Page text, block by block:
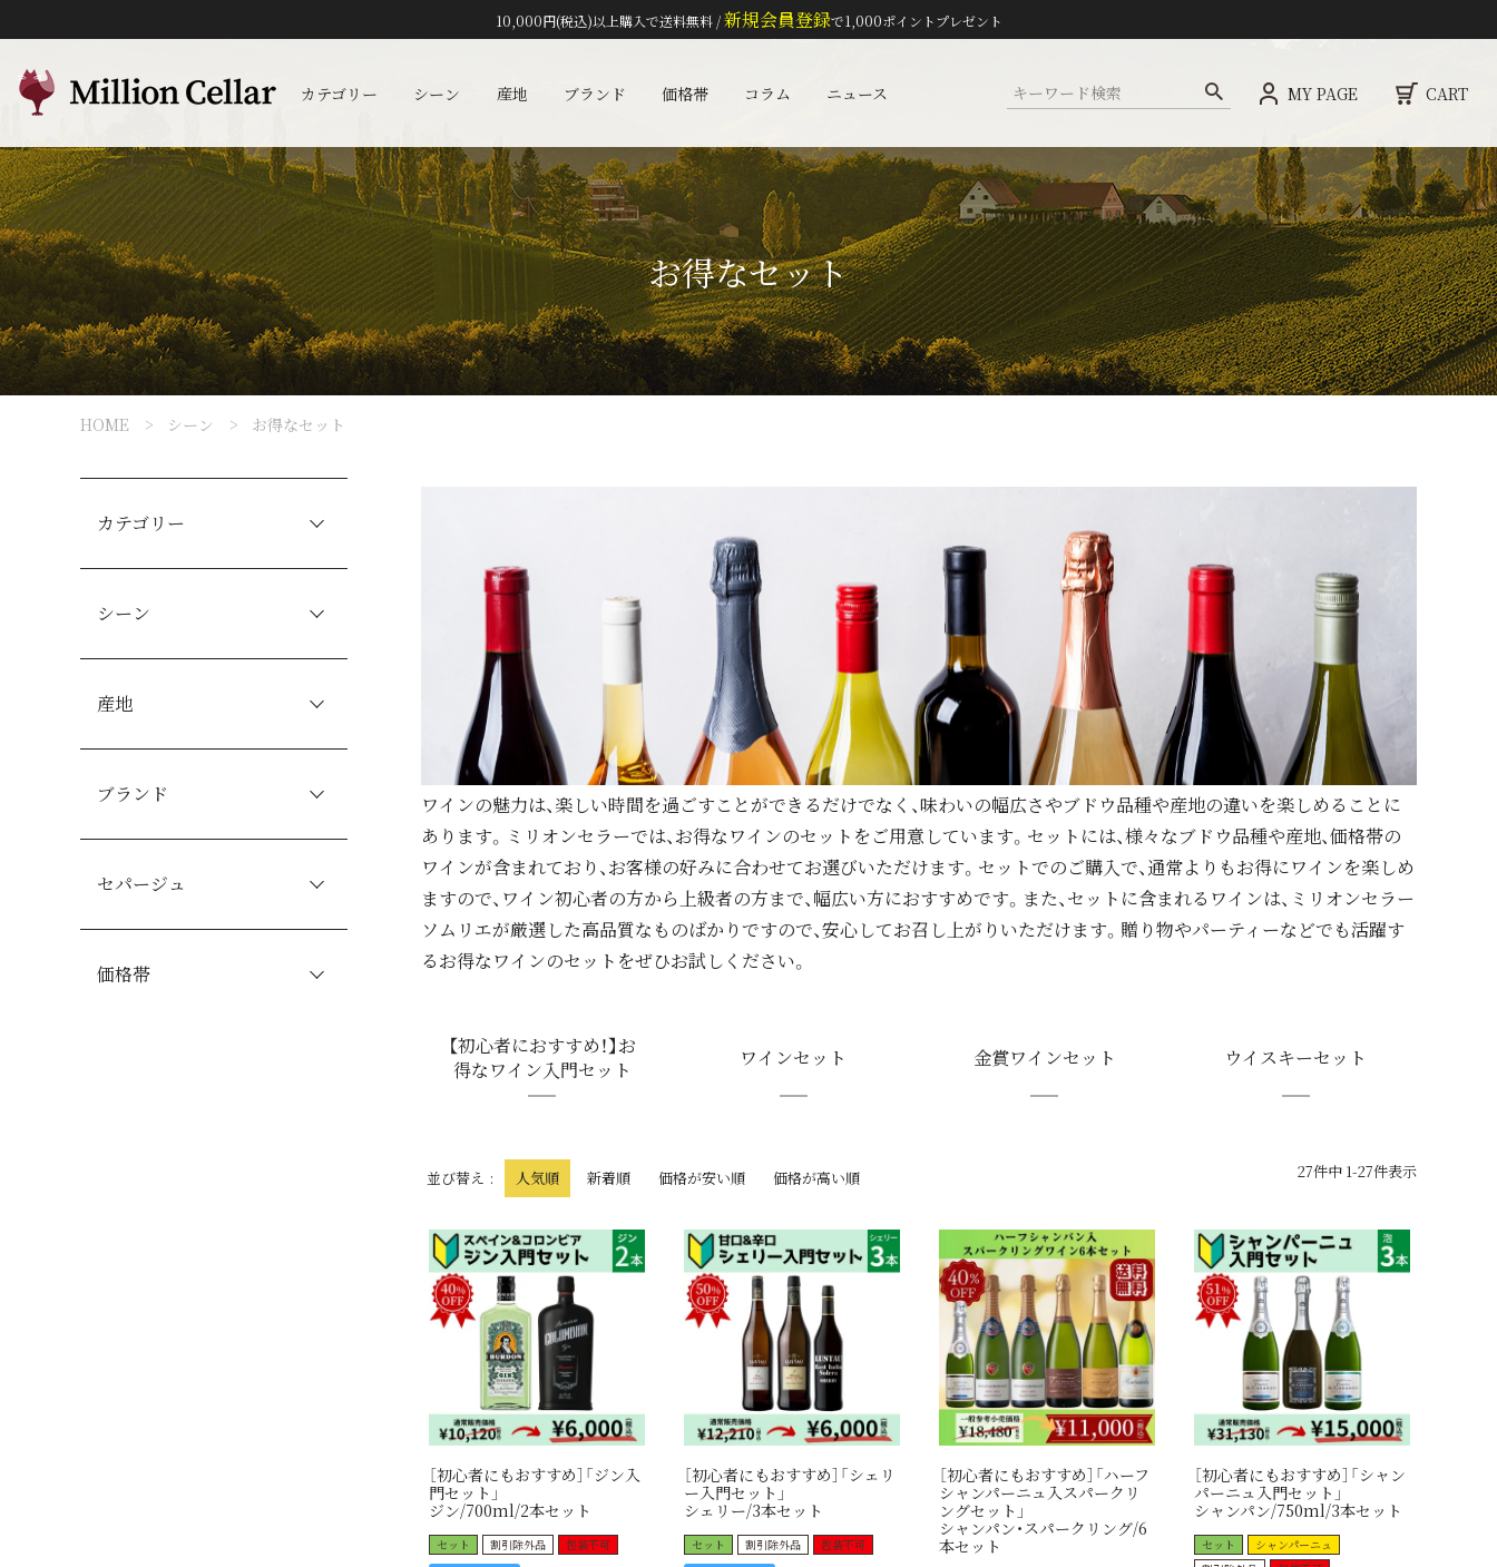
10,000円(税込)以上購入で送料無料 /新規会員登録で1,000ポイントプレゼント
カテゴリー シーン 産地 ブランド 価格帯 コラム ニュース
検索 MY PAGE CART
お得なセット
HOME シーン お得なセット
カテゴリー
シーン
産地
ブランド
セパージュ
価格帯
ワインの魅力は、楽しい時間を過ごすことができるだけでなく、味わいの幅広さやブドウ品種や産地の違いを楽しめることに
あります。ミリオンセラーでは、お得なワインのセットをご用意しています。セットには、様々なブドウ品種や産地、価格帯の
ワインが含まれており、お客様の好みに合わせてお選びいただけます。セットでのご購入で、通常よりもお得にワインを楽しめ
ますので、ワイン初心者の方から上級者の方まで、幅広い方におすすめです。また、セットに含まれるワインは、ミリオンセラー
ソムリエが厳選した高品質なものばかりですので、安心してお召し上がりいただけます。贈り物やパーティーなどでも活躍す
るお得なワインのセットをぜひお試しください。
【初心者におすすめ！】お
得なワイン入門セット
ワインセット 金賞ワインセット ウイスキーセット
並び替え 人気順 新着順 価格が安い順 価格が高い順 27件中 1-27件表示
［初心者にもおすすめ］「ジン入
門セット」
ジン/700ml/2本セット
セット 割引除外品
包装不可
［初心者にもおすすめ］「シェリ
ー入門セット」
シェリー/3本セット
セット 割引除外品
包装不可
［初心者にもおすすめ］「ハーフ
シャンパーニュ入スパークリ
ングセット」
シャンパン・スパークリング/6
本セット
［初心者にもおすすめ］「シャン
パーニュ入門セット」
シャンパン/750ml/3本セット
セット
シャンパーニュ